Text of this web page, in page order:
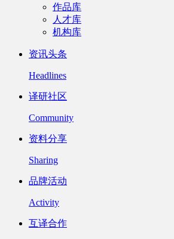
作品库
人才库
机构库
资讯头条
Headlines
译研社区
Community
资料分享
Sharing
品牌活动
Activity
互译合作